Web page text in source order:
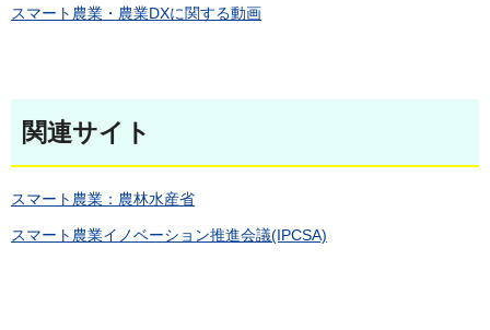
スマート農業・農業DXに関する動画
関連サイト
スマート農業：農林水産省
スマート農業イノベーション推進会議(IPCSA)